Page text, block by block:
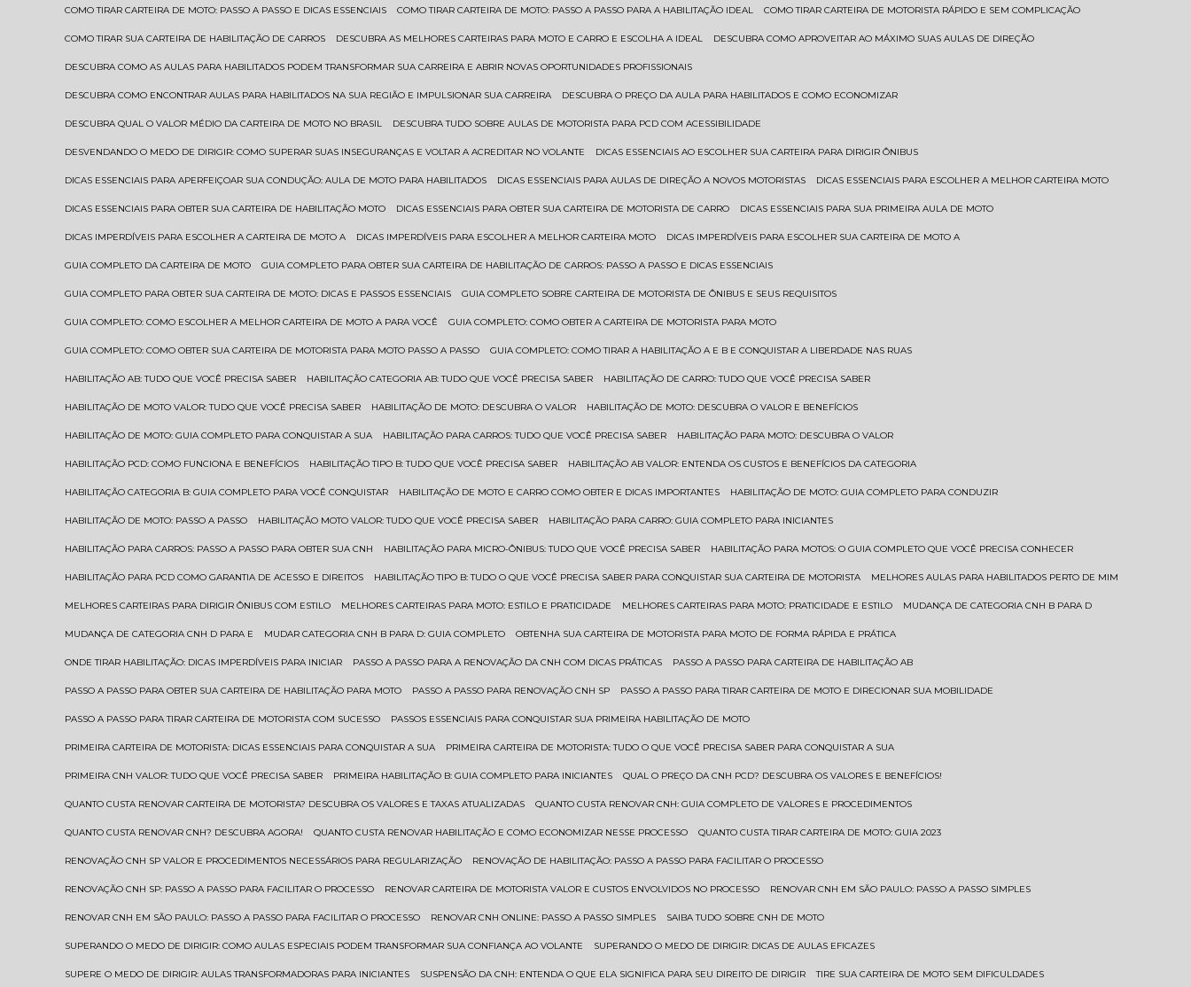
COMO TIRAR CARTEIRA DE MOTO: PASSO A PASSO E DICAS ESSENCIAIS COMO TIRAR CARTEIRA DE MOTO: PASSO A PASSO PARA A HABILITAÇÃO IDEAL COMO TIRAR CARTEIRA DE MOTORISTA RÁPIDO E SEM COMPLICAÇÃO
COMO TIRAR SUA CARTEIRA DE HABILITAÇÃO DE CARROS DESCUBRA AS MELHORES CARTEIRAS PARA MOTO E CARRO E ESCOLHA A IDEAL DESCUBRA COMO APROVEITAR AO MÁXIMO SUAS AULAS DE DIREÇÃO
DESCUBRA COMO AS AULAS PARA HABILITADOS PODEM TRANSFORMAR SUA CARREIRA E ABRIR NOVAS OPORTUNIDADES PROFISSIONAIS
DESCUBRA COMO ENCONTRAR AULAS PARA HABILITADOS NA SUA REGIÃO E IMPULSIONAR SUA CARREIRA DESCUBRA O PREÇO DA AULA PARA HABILITADOS E COMO ECONOMIZAR
DESCUBRA QUAL O VALOR MÉDIO DA CARTEIRA DE MOTO NO BRASIL DESCUBRA TUDO SOBRE AULAS DE MOTORISTA PARA PCD COM ACESSIBILIDADE
DESVENDANDO O MEDO DE DIRIGIR: COMO SUPERAR SUAS INSEGURANÇAS E VOLTAR A ACREDITAR NO VOLANTE DICAS ESSENCIAIS AO ESCOLHER SUA CARTEIRA PARA DIRIGIR ÔNIBUS
DICAS ESSENCIAIS PARA APERFEIÇOAR SUA CONDUÇÃO: AULA DE MOTO PARA HABILITADOS DICAS ESSENCIAIS PARA AULAS DE DIREÇÃO A NOVOS MOTORISTAS DICAS ESSENCIAIS PARA ESCOLHER A MELHOR CARTEIRA MOTO
DICAS ESSENCIAIS PARA OBTER SUA CARTEIRA DE HABILITAÇÃO MOTO DICAS ESSENCIAIS PARA OBTER SUA CARTEIRA DE MOTORISTA DE CARRO DICAS ESSENCIAIS PARA SUA PRIMEIRA AULA DE MOTO
DICAS IMPERDÍVEIS PARA ESCOLHER A CARTEIRA DE MOTO A DICAS IMPERDÍVEIS PARA ESCOLHER A MELHOR CARTEIRA MOTO DICAS IMPERDÍVEIS PARA ESCOLHER SUA CARTEIRA DE MOTO A
GUIA COMPLETO DA CARTEIRA DE MOTO GUIA COMPLETO PARA OBTER SUA CARTEIRA DE HABILITAÇÃO DE CARROS: PASSO A PASSO E DICAS ESSENCIAIS
GUIA COMPLETO PARA OBTER SUA CARTEIRA DE MOTO: DICAS E PASSOS ESSENCIAIS GUIA COMPLETO SOBRE CARTEIRA DE MOTORISTA DE ÔNIBUS E SEUS REQUISITOS
GUIA COMPLETO: COMO ESCOLHER A MELHOR CARTEIRA DE MOTO A PARA VOCÊ GUIA COMPLETO: COMO OBTER A CARTEIRA DE MOTORISTA PARA MOTO
GUIA COMPLETO: COMO OBTER SUA CARTEIRA DE MOTORISTA PARA MOTO PASSO A PASSO GUIA COMPLETO: COMO TIRAR A HABILITAÇÃO A E B E CONQUISTAR A LIBERDADE NAS RUAS
HABILITAÇÃO AB: TUDO QUE VOCÊ PRECISA SABER HABILITAÇÃO CATEGORIA AB: TUDO QUE VOCÊ PRECISA SABER HABILITAÇÃO DE CARRO: TUDO QUE VOCÊ PRECISA SABER
HABILITAÇÃO DE MOTO VALOR: TUDO QUE VOCÊ PRECISA SABER HABILITAÇÃO DE MOTO: DESCUBRA O VALOR HABILITAÇÃO DE MOTO: DESCUBRA O VALOR E BENEFÍCIOS
HABILITAÇÃO DE MOTO: GUIA COMPLETO PARA CONQUISTAR A SUA HABILITAÇÃO PARA CARROS: TUDO QUE VOCÊ PRECISA SABER HABILITAÇÃO PARA MOTO: DESCUBRA O VALOR
HABILITAÇÃO PCD: COMO FUNCIONA E BENEFÍCIOS HABILITAÇÃO TIPO B: TUDO QUE VOCÊ PRECISA SABER HABILITAÇÃO AB VALOR: ENTENDA OS CUSTOS E BENEFÍCIOS DA CATEGORIA
HABILITAÇÃO CATEGORIA B: GUIA COMPLETO PARA VOCÊ CONQUISTAR HABILITAÇÃO DE MOTO E CARRO COMO OBTER E DICAS IMPORTANTES HABILITAÇÃO DE MOTO: GUIA COMPLETO PARA CONDUZIR
HABILITAÇÃO DE MOTO: PASSO A PASSO HABILITAÇÃO MOTO VALOR: TUDO QUE VOCÊ PRECISA SABER HABILITAÇÃO PARA CARRO: GUIA COMPLETO PARA INICIANTES
HABILITAÇÃO PARA CARROS: PASSO A PASSO PARA OBTER SUA CNH HABILITAÇÃO PARA MICRO-ÔNIBUS: TUDO QUE VOCÊ PRECISA SABER HABILITAÇÃO PARA MOTOS: O GUIA COMPLETO QUE VOCÊ PRECISA CONHECER
HABILITAÇÃO PARA PCD COMO GARANTIA DE ACESSO E DIREITOS HABILITAÇÃO TIPO B: TUDO O QUE VOCÊ PRECISA SABER PARA CONQUISTAR SUA CARTEIRA DE MOTORISTA MELHORES AULAS PARA HABILITADOS PERTO DE MIM
MELHORES CARTEIRAS PARA DIRIGIR ÔNIBUS COM ESTILO MELHORES CARTEIRAS PARA MOTO: ESTILO E PRATICIDADE MELHORES CARTEIRAS PARA MOTO: PRATICIDADE E ESTILO MUDANÇA DE CATEGORIA CNH B PARA D
MUDANÇA DE CATEGORIA CNH D PARA E MUDAR CATEGORIA CNH B PARA D: GUIA COMPLETO OBTENHA SUA CARTEIRA DE MOTORISTA PARA MOTO DE FORMA RÁPIDA E PRÁTICA
ONDE TIRAR HABILITAÇÃO: DICAS IMPERDÍVEIS PARA INICIAR PASSO A PASSO PARA A RENOVAÇÃO DA CNH COM DICAS PRÁTICAS PASSO A PASSO PARA CARTEIRA DE HABILITAÇÃO AB
PASSO A PASSO PARA OBTER SUA CARTEIRA DE HABILITAÇÃO PARA MOTO PASSO A PASSO PARA RENOVAÇÃO CNH SP PASSO A PASSO PARA TIRAR CARTEIRA DE MOTO E DIRECIONAR SUA MOBILIDADE
PASSO A PASSO PARA TIRAR CARTEIRA DE MOTORISTA COM SUCESSO PASSOS ESSENCIAIS PARA CONQUISTAR SUA PRIMEIRA HABILITAÇÃO DE MOTO
PRIMEIRA CARTEIRA DE MOTORISTA: DICAS ESSENCIAIS PARA CONQUISTAR A SUA PRIMEIRA CARTEIRA DE MOTORISTA: TUDO O QUE VOCÊ PRECISA SABER PARA CONQUISTAR A SUA
PRIMEIRA CNH VALOR: TUDO QUE VOCÊ PRECISA SABER PRIMEIRA HABILITAÇÃO B: GUIA COMPLETO PARA INICIANTES QUAL O PREÇO DA CNH PCD? DESCUBRA OS VALORES E BENEFÍCIOS!
QUANTO CUSTA RENOVAR CARTEIRA DE MOTORISTA? DESCUBRA OS VALORES E TAXAS ATUALIZADAS QUANTO CUSTA RENOVAR CNH: GUIA COMPLETO DE VALORES E PROCEDIMENTOS
QUANTO CUSTA RENOVAR CNH? DESCUBRA AGORA! QUANTO CUSTA RENOVAR HABILITAÇÃO E COMO ECONOMIZAR NESSE PROCESSO QUANTO CUSTA TIRAR CARTEIRA DE MOTO: GUIA 2023
RENOVAÇÃO CNH SP VALOR E PROCEDIMENTOS NECESSÁRIOS PARA REGULARIZAÇÃO RENOVAÇÃO DE HABILITAÇÃO: PASSO A PASSO PARA FACILITAR O PROCESSO
RENOVAÇÃO CNH SP: PASSO A PASSO PARA FACILITAR O PROCESSO RENOVAR CARTEIRA DE MOTORISTA VALOR E CUSTOS ENVOLVIDOS NO PROCESSO RENOVAR CNH EM SÃO PAULO: PASSO A PASSO SIMPLES
RENOVAR CNH EM SÃO PAULO: PASSO A PASSO PARA FACILITAR O PROCESSO RENOVAR CNH ONLINE: PASSO A PASSO SIMPLES SAIBA TUDO SOBRE CNH DE MOTO
SUPERANDO O MEDO DE DIRIGIR: COMO AULAS ESPECIAIS PODEM TRANSFORMAR SUA CONFIANÇA AO VOLANTE SUPERANDO O MEDO DE DIRIGIR: DICAS DE AULAS EFICAZES
SUPERE O MEDO DE DIRIGIR: AULAS TRANSFORMADORAS PARA INICIANTES SUSPENSÃO DA CNH: ENTENDA O QUE ELA SIGNIFICA PARA SEU DIREITO DE DIRIGIR TIRE SUA CARTEIRA DE MOTO SEM DIFICULDADES